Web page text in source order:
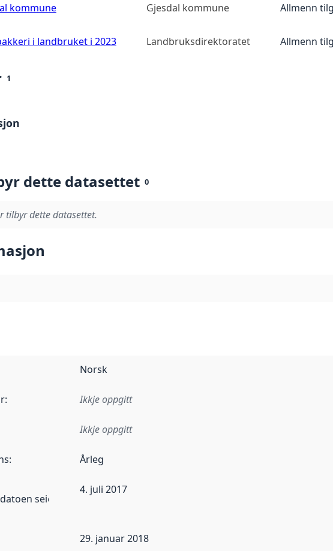
kommune Gjesdal kommune Allmenn
i landbruket i 2023 Landbruksdirektoratet Allmenn
1
dette datasettet 0
tilbyr dette datasettet.
Norsk
: Ikkje oppgitt
Ikkje oppgitt
: Årleg
seier når dataa i dette datasettet først blei utgitt. Det kan ha
4. juli 2017
29. januar 2018